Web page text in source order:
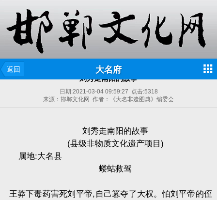
返回 大名府
刘秀走南阳的故事
日期:2021-03-04 09:59:27 点击:5318
来源：邯郸文化网 作者：《大名非遗图典》编委会
刘秀走南阳的故事
(县级非物质文化遗产项目)
属地:大名县
蝼蛄救驾
王莽下毒药害死刘平帝, 自己篡夺了大权。怕刘平帝的侄